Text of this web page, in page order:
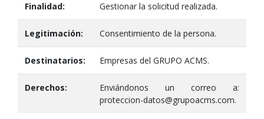
Finalidad: Gestionar la solicitud realizada.
Legitimación: Consentimiento de la persona.
Destinatarios: Empresas del GRUPO ACMS.
Derechos:
Enviándonos un correo a:
proteccion-datos@grupoacms.com.